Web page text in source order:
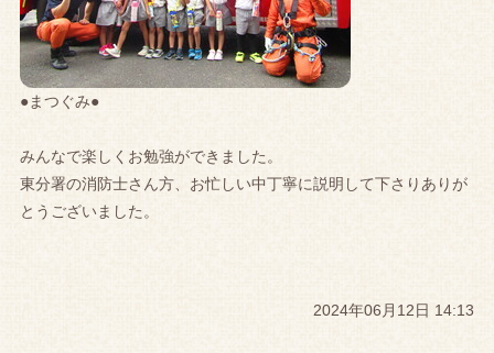
●まつぐみ●
みんなで楽しくお勉強ができました。
東分署の消防士さん方、お忙しい中丁寧に説明して下さりありが
とうございました。
2024年06月12日 14:13